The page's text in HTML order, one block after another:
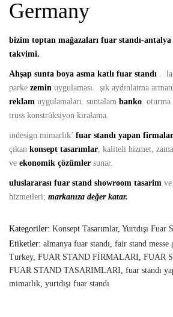
Germany
bizim toptan mağazaları fuar standı-
takvimi.
Ahşap sunta boya asma katlı fuar standı .
parke zemin uygulaması. şık aydınlatma
reklam uygulamaları. suntalam banko. oturma
truss konstrüksiyon kiralama.
indesign mimarlık’ fuar standı yapan firmalar
çıkan konsept tasarımlar, kaliteli hizmet,
ve ekonomik çözümler sunar.
uluslararası fuar stand showroom tasarim
hizmetleri; markanıza değer katar.
Kategoriler: Konsept Tasarımlar, Yurtdışı Fuar
Etiketler: almanya fuar standı, fair stand messe
Turkey, FUAR STAND FİRMALARI, FUAR
FUAR STAND TASARIMLARI, fuar standı
mimarlık, yurtdışı fuar standı